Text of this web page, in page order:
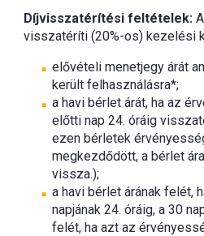
Díjvisszatérítési feltételek:
visszatéríti (20%-os) kezelési
elővételi menetjegy árát
került felhasználásra*;
a havi bérlet árát, ha az
előtti nap 24. óráig
ezen bérletek
megkezdődött, a bérlet
vissza.);
a havi bérlet árának felét,
napjának 24. óráig, a 30
felét, ha azt az